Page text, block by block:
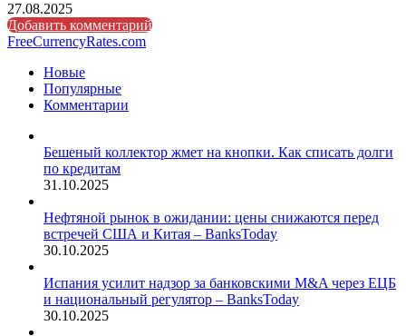
27.08.2025
Добавить комментарий
FreeCurrencyRates.com
Новые
Популярные
Комментарии
Бешеный коллектор жмет на кнопки. Как списать долги
по кредитам
31.10.2025
Нефтяной рынок в ожидании: цены снижаются перед
встречей США и Китая – BanksToday
30.10.2025
Испания усилит надзор за банковскими M&A через ЕЦБ
и национальный регулятор – BanksToday
30.10.2025